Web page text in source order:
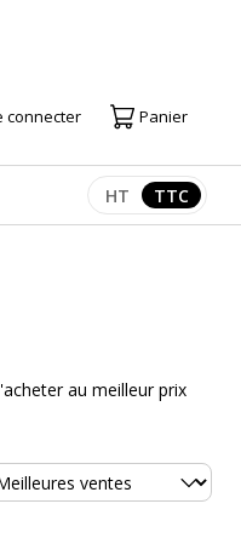
connecter Panier
Afficher les
HT TTC
au meilleur prix